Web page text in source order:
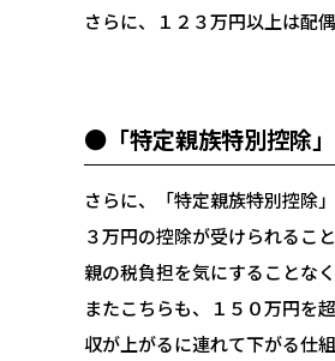
さらに、１２３万円以上は配
●「特定親族特別控除
さらに、「特定親族特別控除
３万円の控除が受けられるこ
親の税負担を気にすることな
またこちらも、１５０万円を
収が上がるに連れて下がる仕